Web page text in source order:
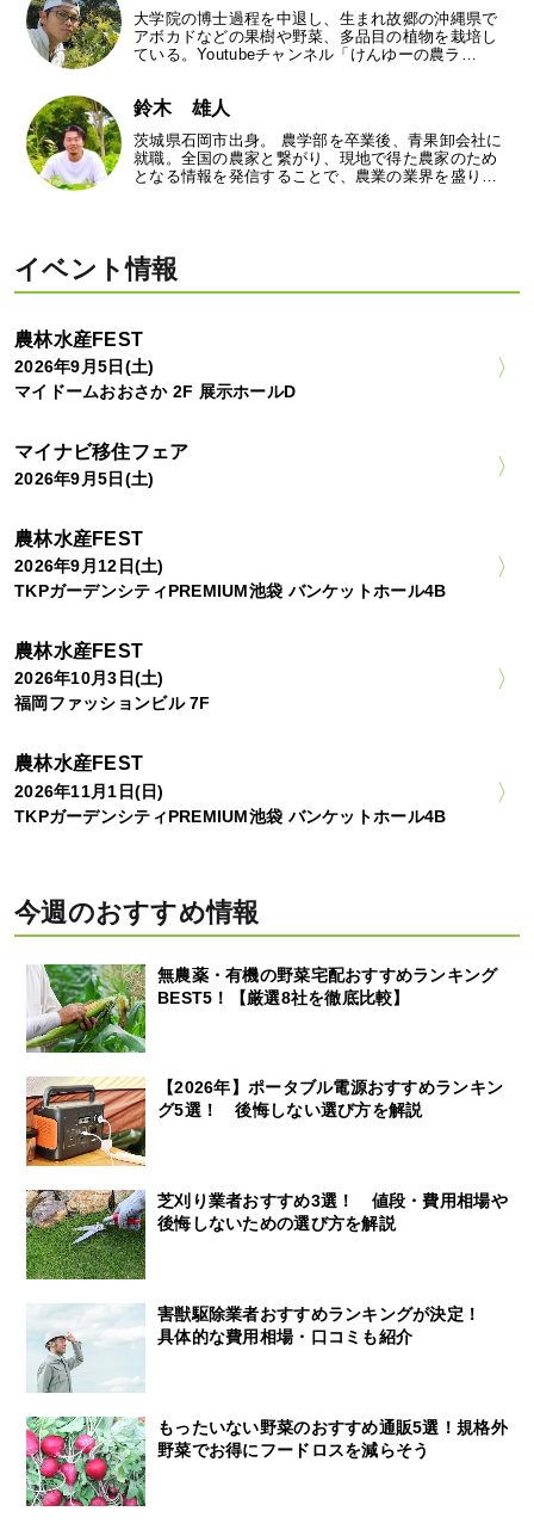
大学院の博士過程を中退し、生まれ故郷の沖縄県で
アボカドなどの果樹や野菜、多品目の植物を栽培し
ている。Youtubeチャンネル「けんゆーの農ラ…
鈴木 雄人
茨城県石岡市出身。 農学部を卒業後、青果卸会社に
就職。全国の農家と繋がり、現地で得た農家のため
となる情報を発信することで、農業の業界を盛り…
イベント情報
農林水産FEST
2026年9月5日(土)
マイドームおおさか 2F 展示ホールD
マイナビ移住フェア
2026年9月5日(土)
農林水産FEST
2026年9月12日(土)
TKPガーデンシティPREMIUM池袋 バンケットホール4B
農林水産FEST
2026年10月3日(土)
福岡ファッションビル 7F
農林水産FEST
2026年11月1日(日)
TKPガーデンシティPREMIUM池袋 バンケットホール4B
今週のおすすめ情報
無農薬・有機の野菜宅配おすすめランキング
BEST5！【厳選8社を徹底比較】
【2026年】ポータブル電源おすすめランキン
グ5選！ 後悔しない選び方を解説
芝刈り業者おすすめ3選！ 値段・費用相場や
後悔しないための選び方を解説
害獣駆除業者おすすめランキングが決定！
具体的な費用相場・口コミも紹介
もったいない野菜のおすすめ通販5選！規格外
野菜でお得にフードロスを減らそう